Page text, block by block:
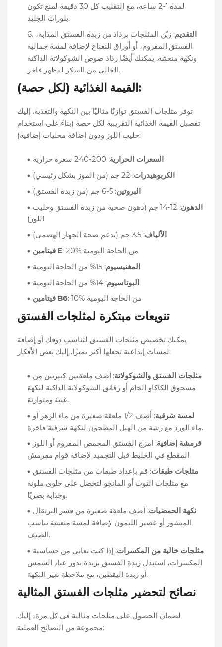
لمدة 1-2 ساعة، مع التقليب كل 30 دقيقة لمنع تكون
بلورات الجليد.
التقديم: زيّن المثلجات برذاذ من زبدة الفستق المذابة،
الفستق المفروم، أو أوراق النعناع لإضافة لمسة جمالية
ونكهة منعشة. يمكنك أيضًا رذاذ صوص الشوكولاتة الداكنة
الخالي من السكر لمظهر فاخر.
القيمة الغذائية (لكل حصة):
توفر مثلجات الفستق توازنًا مثاليًا بين النكهة والتغذية. إليك
تفصيل القيمة الغذائية التقريبية لكل حصة (بناءً على استخدام
حليب اللوز ودون إضافة محليات إضافية):
السعرات الحرارية: 200-240 سعرة حرارية
الكربوهيدرات: 22 جم (من الموز بشكل رئيسي)
البروتين: 5-6 جم (من زبدة الفستق)
الدهون
: 12-14 جم (دهون صحية من زبدة الفستق وحليب
اللوز)
الألياف: 3.5 جم (تدعم صحة الجهاز الهضمي)
فيتامين E
: 20% من الحاجة اليومية
المغنيسيوم: 15% من الحاجة اليومية
البوتاسيوم: 14% من الحاجة اليومية
فيتامين B6
: 10% من الحاجة اليومية
تنويعات مبتكرة لمثلجات الفستق
يمكنك تخصيص مثلجات الفستق لتناسب ذوقك أو إضافة
لمسات إبداعية تجعلها أكثر تميزًا. إليك بعض الأفكار:
مثلجات الفستق والشوكولاتة: أضف ملعقتين كبيرتين من
مسحوق الكاكاو الخام أو رقائق الشوكولاتة الداكنة لنكهة
غنية ومتوازنة.
لمسة شرقية
: أضف 1/2 ملعقة صغيرة من ماء الزهر أو
ماء الورد مع رشة من الهيل المطحون لنكهة شرقية فاخرة.
قرمشة إضافية: امزج الفستق المحمص المفروم أو اللوز
المقطع في الخليط قبل التجميد لإضافة قوام مقرمش.
مثلجات طبقات: قم بإعداد طبقات من مثلجات الفستق
مع مثلجات التوت أو المانجو لتحصل على حلوى ملونة
وجذابة بصريًا.
نكهة الحمضيات: أضف ملعقة صغيرة من قشر البرتقال
المبشور أو عصير الليمون لإضافة لمسة منعشة تناسب
الصيف.
مثلجات خالية من المكسرات: إذا كنت تعاني من حساسية
المكسرات، استبدل زبدة الفستق بزبدة بذور عباد الشمس
أو زبدة اليقطين، مع ملاحظة تغير النكهة.
نصائح لتحضير مثلجات الفستق المثالية
لضمان الحصول على مثلجات مثالية في كل مرة، إليك
مجموعة من النصائح العملية: